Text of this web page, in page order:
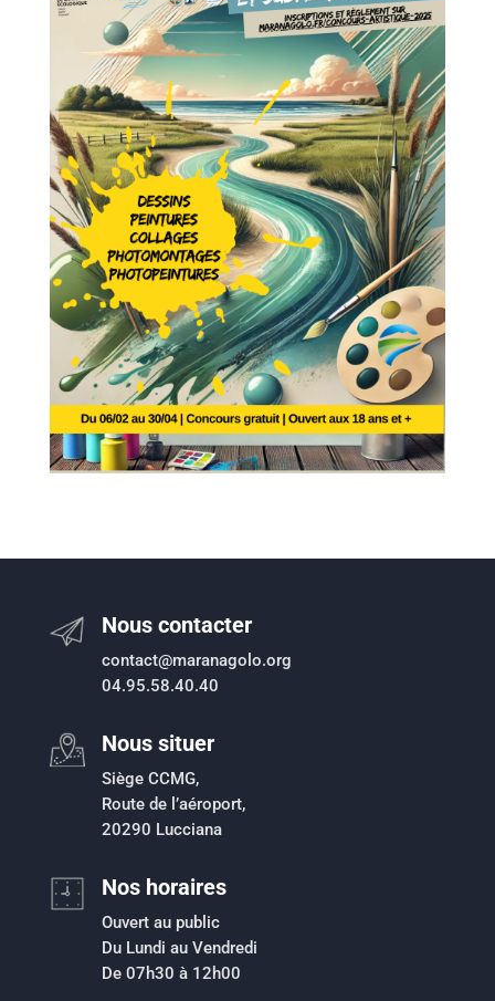
Nous contacter
contact@maranagolo.org
04.95.58.40.40
Nous situer
Siège CCMG,
Route de l’aéroport,
20290 Lucciana
Nos horaires
Ouvert au public
Du Lundi au Vendredi
De 07h30 à 12h00